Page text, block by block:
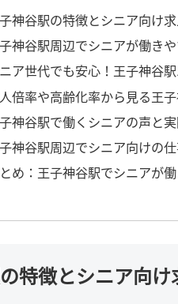
神谷駅の特徴とシニア向け
神谷駅周辺でシニアが働き
ア世代でも安心！王子神谷
倍率や高齢化率から見る王
神谷駅で働くシニアの声と
神谷駅周辺でシニア向けの
め：王子神谷駅でシニアが
特徴とシニア向